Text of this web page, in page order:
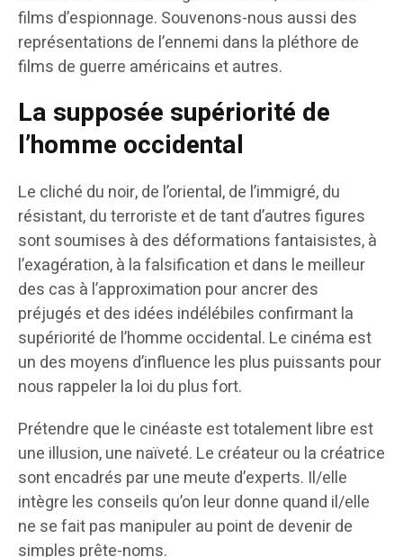
films d’espionnage. Souvenons-nous aussi des
représentations de l’ennemi dans la pléthore de
films de guerre américains et autres.
La supposée supériorité de
l’homme occidental
Le cliché du noir, de l’oriental, de l’immigré, du
résistant, du terroriste et de tant d’autres figures
sont soumises à des déformations fantaisistes, à
l’exagération, à la falsification et dans le meilleur
des cas à l’approximation pour ancrer des
préjugés et des idées indélébiles confirmant la
supériorité de l’homme occidental. Le cinéma est
un des moyens d’influence les plus puissants pour
nous rappeler la loi du plus fort.
Prétendre que le cinéaste est totalement libre est
une illusion, une naïveté. Le créateur ou la créatrice
sont encadrés par une meute d’experts. Il/elle
intègre les conseils qu’on leur donne quand il/elle
ne se fait pas manipuler au point de devenir de
simples prête-noms.